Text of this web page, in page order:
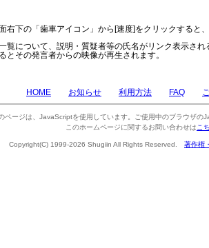
右下の「歯車アイコン」から[速度]をクリックすると
覧について、説明・質疑者等の氏名がリンク表示さ
とその発言者からの映像が再生されます。
HOME お知らせ 利用方法 FAQ
ページは、JavaScriptを使用しています。ご使用中のブラウザの
このホームページに関するお問い合わせは こ
Copyright(C) 1999-2026 Shugiin All Rights Reserved. 著作権